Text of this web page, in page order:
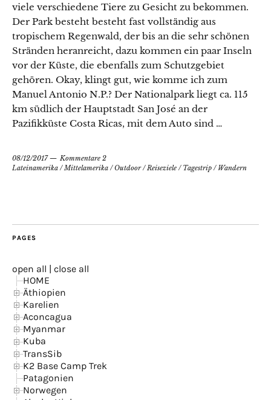
viele verschiedene Tiere zu Gesicht zu bekommen.
Der Park besteht besteht fast vollständig aus
tropischem Regenwald, der bis an die sehr schönen
Stränden heranreicht, dazu kommen ein paar Inseln
vor der Küste, die ebenfalls zum Schutzgebiet
gehören. Okay, klingt gut, wie komme ich zum
Manuel Antonio N.P.? Der Nationalpark liegt ca. 115
km südlich der Hauptstadt San José an der
Pazifikküste Costa Ricas, mit dem Auto sind …
08/12/2017
Kommentare 2
Lateinamerika / Mittelamerika /Outdoor/ Reiseziele / Tagestrip / Wandern
PAGES
open all | close all
HOME
Äthiopien
Karelien
Aconcagua
Myanmar
Kuba
TransSib
K2 Base Camp Trek
Patagonien
Norwegen